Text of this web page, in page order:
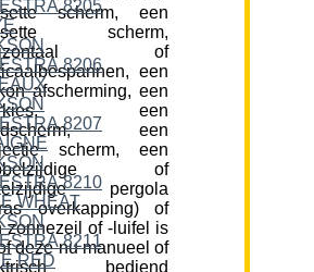
scherm, een
scherm,
of
een
afscherming, een
een
een
scherm, een
of
pergola
overkapping) of
zonnezeil of -luifel is
deze nu manueel of
bediend